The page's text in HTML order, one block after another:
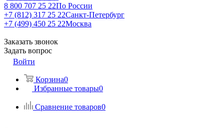
8 800 707 25 22По России
+7 (812) 317 25 22Санкт-Петербург
+7 (499) 450 25 22Москва
Заказать звонок
Задать вопрос
Войти
Корзина0
Избранные товары0
Сравнение товаров0